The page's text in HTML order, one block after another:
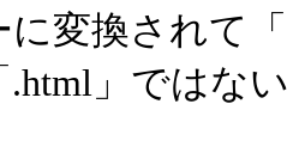
に変換されて
.html」ではな